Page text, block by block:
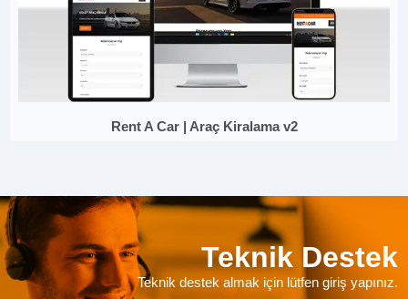
Rent A Car | Araç Kiralama v2
Teknik Destek
Teknik destek almak için lütfen giriş yapınız.